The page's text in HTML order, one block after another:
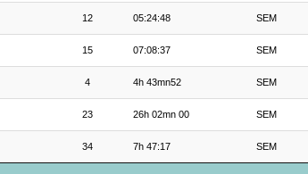
12 05:24:48 SEM
15 07:08:37 SEM
4 4h 43mn52 SEM
23 26h 02mn 00 SEM
34 7h 47:17 SEM